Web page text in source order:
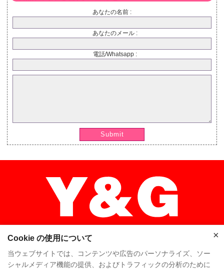
あなたの名前 :
あなたのメール :
電話/Whatsapp :
Submit
Cookie の使用について
当ウェブサイトでは、コンテンツや広告のパーソナライズ、ソー
シャルメディア機能の提供、およびトラフィックの分析のために
×